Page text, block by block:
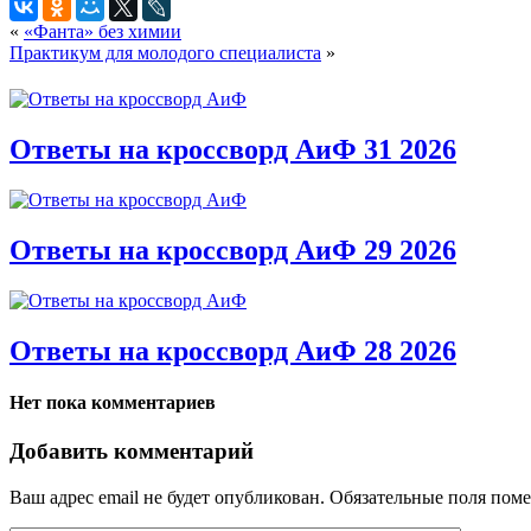
« «Фанта» без химии
Практикум для молодого специалиста »
Ответы на кроссворд АиФ 31 2026
Ответы на кроссворд АиФ 29 2026
Ответы на кроссворд АиФ 28 2026
Нет пока комментариев
Добавить комментарий
Ваш адрес email не будет опубликован. Обязательные поля